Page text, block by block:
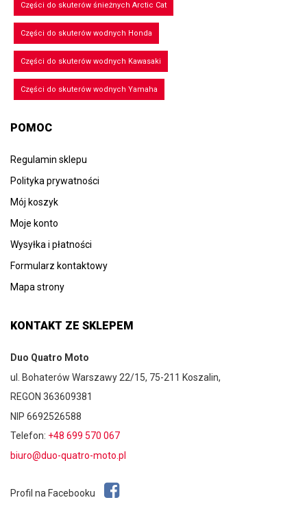
Części do skuterów śnieżnych Arctic Cat
Części do skuterów wodnych Honda
Części do skuterów wodnych Kawasaki
Części do skuterów wodnych Yamaha
POMOC
Regulamin sklepu
Polityka prywatności
Mój koszyk
Moje konto
Wysyłka i płatności
Formularz kontaktowy
Mapa strony
KONTAKT ZE SKLEPEM
Duo Quatro Moto
ul. Bohaterów Warszawy 22/15, 75-211 Koszalin,
REGON 363609381
NIP 6692526588
Telefon: +48 699 570 067
biuro@duo-quatro-moto.pl
Profil na Facebooku